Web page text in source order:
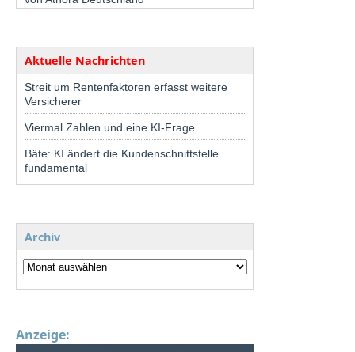
Aktuelle Nachrichten
Streit um Rentenfaktoren erfasst weitere
Versicherer
Viermal Zahlen und eine KI-Frage
Bäte: KI ändert die Kundenschnittstelle
fundamental
Archiv
Anzeige: